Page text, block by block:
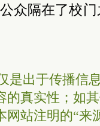
众隔在了校
是出于传播信
的真实性；如
站注明的“来